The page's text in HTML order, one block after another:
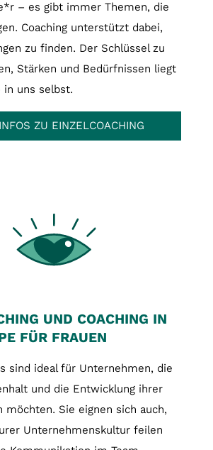
– es gibt immer Themen, die
Coaching unterstützt dabei,
zu finden. Der Schlüssel zu
Stärken und Bedürfnissen liegt
uns selbst.
ZU EINZELCOACHING
UND COACHING IN
FÜR FRAUEN
sind ideal für Unternehmen, die
und die Entwicklung ihrer
möchten. Sie eignen sich auch,
Unternehmenskultur feilen